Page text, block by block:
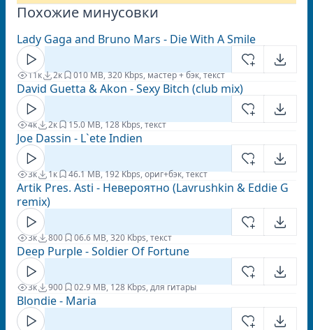
Похожие минусовки
Lady Gaga and Bruno Mars - Die With A Smile
11к 2к 010 MB, 320 Kbps, мастер + бэк, текст
David Guetta & Akon - Sexy Bitch (club mix)
4к 2к 15.0 MB, 128 Kbps, текст
Joe Dassin - L`ete Indien
3к 1к 46.1 MB, 192 Kbps, ориг+бэк, текст
Artik Pres. Asti - Невероятно (Lavrushkin & Eddie G
remix)
3к 800 06.6 MB, 320 Kbps, текст
Deep Purple - Soldier Of Fortune
3к 900 02.9 MB, 128 Kbps, для гитары
Blondie - Maria